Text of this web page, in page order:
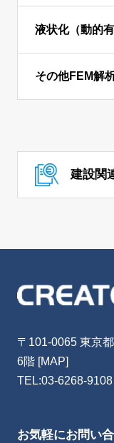
液状化（動的
その他FEM解
建設関
〒101-0065 東京
6階 [MAP]
TEL:03-6268-9108
お気軽にお問い